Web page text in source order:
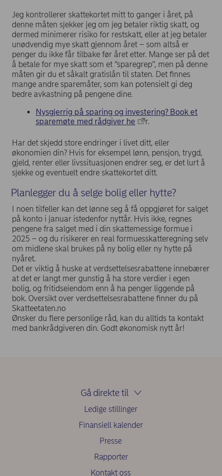
Jeg kontrollerer skattekortet mitt to ganger i året, på
denne måten sjekker jeg om jeg betaler riktig skatt, og
dermed minimerer risiko for restskatt, eller at jeg betaler
unødvendig mye skatt gjennom året – som altså er
penger du ikke får tilbake før året etter. Mange ser på det
å betale for mye skatt som et ‘’sparegrep’’, men på denne
måten gir du et såkalt gratislån til staten. Det finnes
mange andre sparemåter, som kan potensielt gi deg
bedre avkastning på pengene dine.
Nysgjerrig på sparing og investering? Book et
sparemøte med rådgiver he
r.
Har det skjedd store endringer i livet ditt, eller
økonomien din? Hvis for eksempel lønn, pensjon, trygd,
gjeld, renter eller livssituasjonen endrer seg, er det lurt å
sjekke og eventuelt endre skattekortet ditt.
Planlegger du å selge bolig eller hytte?
I noen tilfeller kan det lønne seg å få oppgjøret for salget
på konto i januar istedenfor nyttår. Hvis ikke, regnes
pengene fra salget med i din skattemessige formue i
2025 – og du risikerer en real formuesskatteregning selv
om midlene skal brukes på ny bolig eller ny hytte på
nyåret.
Det er viktig å huske at verdsettelsesrabattene innebærer
at det er langt mer gunstig å ha store verdier i egen
bolig, og fritidseiendom enn å ha penger liggende på
bok. Oversikt over verdsettelsesrabattene finner du på
Skatteetaten.no
Ønsker du flere personlige råd, kan du alltids ta kontakt
med bankrådgiveren din. Godt økonomisk nytt år!
Gå direkte til
Ledige stillinger
Finansiell kalender
Presse
Rapporter
Kontakt oss